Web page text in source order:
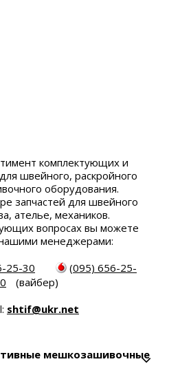
комплектующих и
швейного, раскройного
оборудования.
запчастей для швейного
ателье, механиков.
вопросах вы можете
нашими менеджерами:
25-30
(095) 656-25-
(вайбер)
shtif@ukr.net
мешкозашивочные